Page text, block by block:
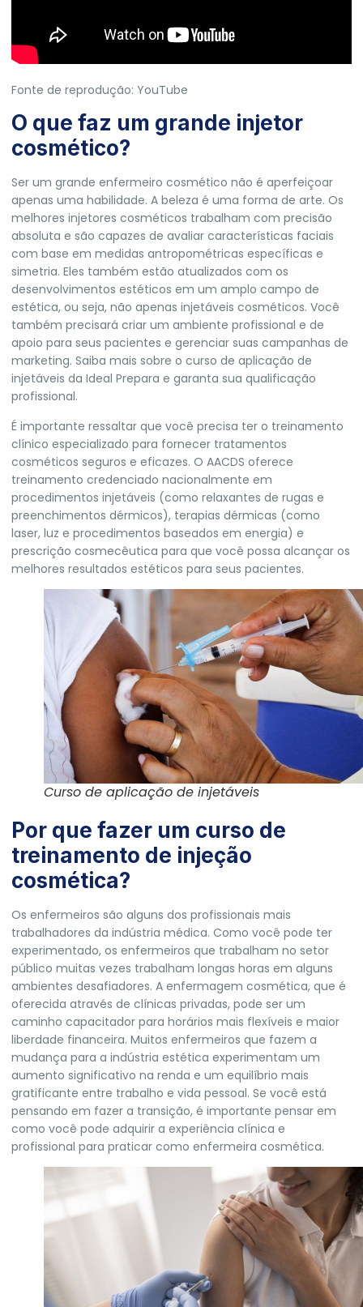
Fonte de reprodução: YouTube
O que faz um grande injetor
cosmético?
Ser um grande enfermeiro cosmético não é aperfeiçoar
apenas uma habilidade. A beleza é uma forma de arte. Os
melhores injetores cosméticos trabalham com precisão
absoluta e são capazes de avaliar características faciais
com base em medidas antropométricas específicas e
simetria. Eles também estão atualizados com os
desenvolvimentos estéticos em um amplo campo de
estética, ou seja, não apenas injetáveis cosméticos. Você
também precisará criar um ambiente profissional e de
apoio para seus pacientes e gerenciar suas campanhas de
marketing. Saiba mais sobre o curso de aplicação de
injetáveis da Ideal Prepara e garanta sua qualificação
profissional.
É importante ressaltar que você precisa ter o treinamento
clínico especializado para fornecer tratamentos
cosméticos seguros e eficazes. O AACDS oferece
treinamento credenciado nacionalmente em
procedimentos injetáveis (como relaxantes de rugas e
preenchimentos dérmicos), terapias dérmicas (como
laser, luz e procedimentos baseados em energia) e
prescrição cosmecêutica para que você possa alcançar os
melhores resultados estéticos para seus pacientes.
Curso de aplicação de injetáveis
Por que fazer um curso de
treinamento de injeção
cosmética?
Os enfermeiros são alguns dos profissionais mais
trabalhadores da indústria médica. Como você pode ter
experimentado, os enfermeiros que trabalham no setor
público muitas vezes trabalham longas horas em alguns
ambientes desafiadores. A enfermagem cosmética, que é
oferecida através de clínicas privadas, pode ser um
caminho capacitador para horários mais flexíveis e maior
liberdade financeira. Muitos enfermeiros que fazem a
mudança para a indústria estética experimentam um
aumento significativo na renda e um equilíbrio mais
gratificante entre trabalho e vida pessoal. Se você está
pensando em fazer a transição, é importante pensar em
como você pode adquirir a experiência clínica e
profissional para praticar como enfermeira cosmética.